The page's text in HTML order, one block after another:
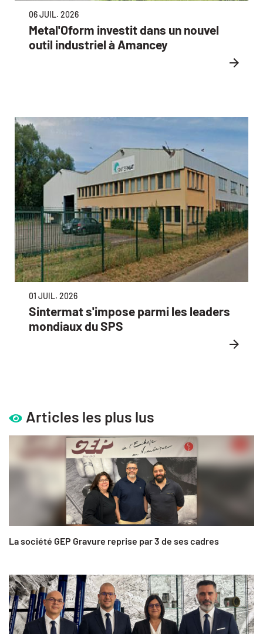
06 JUIL. 2026
Metal'Oform investit dans un nouvel
outil industriel à Amancey
01 JUIL. 2026
Sintermat s'impose parmi les leaders
mondiaux du SPS
Articles les plus lus
La société GEP Gravure reprise par 3 de ses cadres